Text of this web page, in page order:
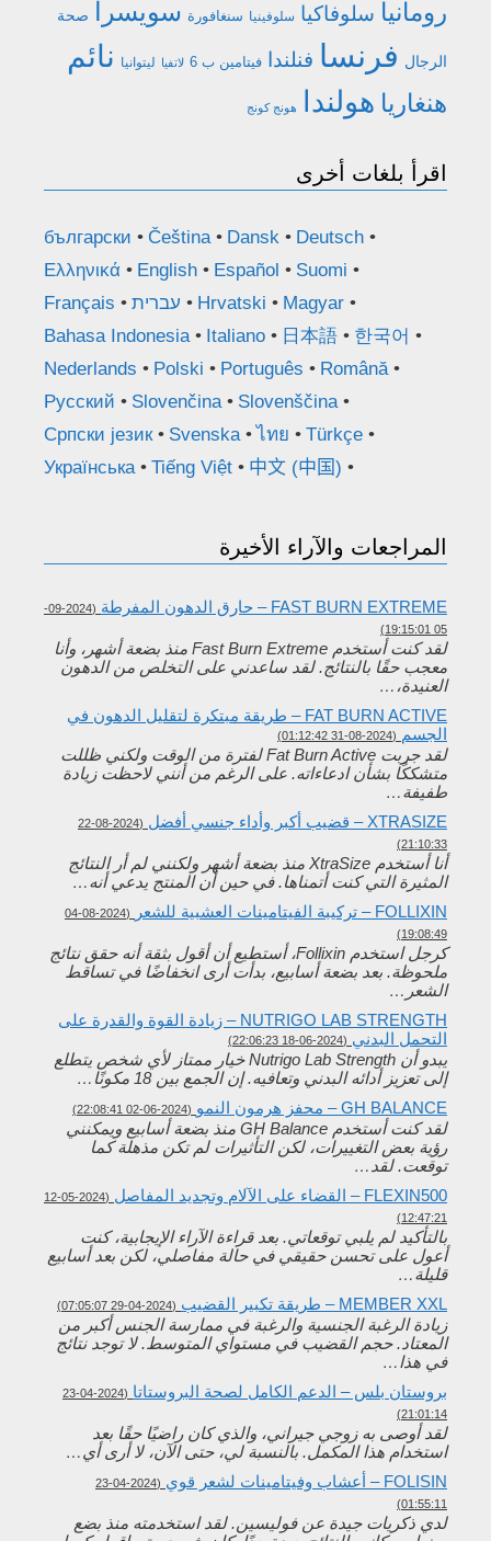
رومانيا سلوفاكيا سلوفينيا سنغافورة سويسرا صحة
الرجال فرنسا فنلندا فيتامين ب 6 لاتفيا ليتوانيا نائم
هنغاريا هولندا هونج كونج
اقرأ بلغات أخرى
български Čeština Dansk
Deutsch
Ελληνικά
English Español
Suomi
Français
עברית Hrvatski
Magyar
Bahasa Indonesia
Italiano 日本語
한국어
Nederlands
Polski Português
Română
Русский
Slovenčina
Slovenščina
Српски језик
Svenska ไทย
Türkçe
Українська
Tiếng Việt 中文 (中国)
المراجعات والآراء الأخيرة
FAST BURN EXTREME – حارق الدهون المفرطة
(2024-09-
05 19:15:01)
لقد كنت أستخدم Fast Burn Extreme منذ بضعة أشهر، وأنا
معجب حقًا بالنتائج. لقد ساعدني على التخلص من الدهون
العنيدة،…
FAT BURN ACTIVE – طريقة مبتكرة لتقليل الدهون في
الجسم (2024-08-31 01:12:42)
لقد جربت Fat Burn Active لفترة من الوقت ولكني ظللت
متشككًا بشأن ادعاءاته. على الرغم من أنني لاحظت زيادة
طفيفة…
XTRASIZE – قضيب أكبر وأداء جنسي أفضل
(2024-08-22
21:10:33)
أنا أستخدم XtraSize منذ بضعة أشهر ولكنني لم أر النتائج
المثيرة التي كنت أتمناها. في حين أن المنتج يدعي أنه…
FOLLIXIN – تركيبة الفيتامينات العشبية للشعر
(2024-08-04
19:08:49)
كرجل استخدم Follixin، أستطيع أن أقول بثقة أنه حقق نتائج
ملحوظة. بعد بضعة أسابيع، بدأت أرى انخفاضًا في تساقط
الشعر…
NUTRIGO LAB STRENGTH – زيادة القوة والقدرة على
التحمل البدني (2024-06-18 22:06:23)
يبدو أن Nutrigo Lab Strength خيار ممتاز لأي شخص يتطلع
إلى تعزيز أدائه البدني وتعافيه. إن الجمع بين 18 مكونًا…
GH BALANCE – محفز هرمون النمو
(2024-06-02 22:08:41)
لقد كنت أستخدم GH Balance منذ بضعة أسابيع ويمكنني
رؤية بعض التغييرات، لكن التأثيرات لم تكن مذهلة كما
توقعت. لقد…
FLEXIN500 – القضاء على الآلام وتجديد المفاصل
(2024-05-12
12:47:21)
بالتأكيد لم يلبي توقعاتي. بعد قراءة الآراء الإيجابية، كنت
أعول على تحسن حقيقي في حالة مفاصلي، لكن بعد أسابيع
قليلة…
MEMBER XXL – طريقة تكبير القضيب
(2024-04-29 07:05:07)
زيادة الرغبة الجنسية والرغبة في ممارسة الجنس أكبر من
المعتاد. حجم القضيب في مستواي المتوسط. لا توجد نتائج
في هذا…
بروستان بلس – الدعم الكامل لصحة البروستاتا
(2024-04-23
21:01:14)
لقد أوصى به زوجي جيراني، والذي كان راضيًا حقًا بعد
استخدام هذا المكمل. بالنسبة لي، حتى الآن، لا أرى أي…
FOLISIN – أعشاب وفيتامينات لشعر قوي
(2024-04-23
01:55:11)
لدي ذكريات جيدة عن فوليسين. لقد استخدمته منذ بضع